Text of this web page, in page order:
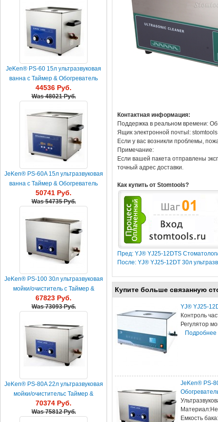
Контактная информация:
Поддержка в реальном времени:
Ящик электронной почтыl:
Если у вас возникли проблемы,
Примечание:
Если вашей пакета отправлены
точный адрес доставки.
Как купить от Stomtools?
Пред: YJ® YJ25-12DTS
После: YJ® YJ25-12DT 30л
Купите больше связанную
YJ® YJ25-
Контроль
Регулятор
Подробнее
JeKen® PS-
Емкость
JeKen® PS-60 15л ультразвуковая
ванна с Таймер & Обогреватель
44536 Руб.
Was48021 Руб.
JeKen® PS-60A 15л ультразвуковая
ванна с Таймер & Обогреватель
50741 Руб.
Was54735 Руб.
JeKen® PS-100 30л ультразвуковая
мойки/очиститель с Таймер &
Обогреватель
67823 Руб.
Was73093 Руб.
JeKen® PS-80A 22л ультразвуковая
мойки/очистительс Таймер &
Обогреватель
70374 Руб.
Was75812 Руб.